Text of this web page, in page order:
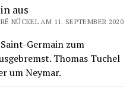
aus
NÜCKEL AM 11. SEPTEMBER 2020
Germain zum
Thomas Tuchel
um Neymar.